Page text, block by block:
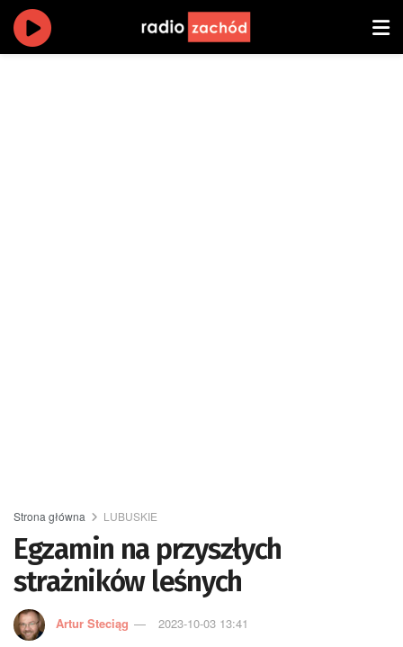
Strona główna LUBUSKIE
Egzamin na przyszłych
strażników leśnych
Artur Steciąg 2023-10-03 13:41